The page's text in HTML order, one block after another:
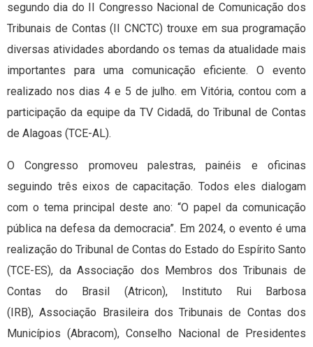
segundo dia do II Congresso Nacional de Comunicação dos
Tribunais de Contas (II CNCTC) trouxe em sua programação
diversas atividades abordando os temas da atualidade mais
importantes para uma comunicação eficiente. O evento
realizado nos dias 4 e 5 de julho. em Vitória, contou com a
participação da equipe da TV Cidadã, do Tribunal de Contas
de Alagoas (TCE-AL).
O Congresso promoveu palestras, painéis e oficinas
seguindo três eixos de capacitação. Todos eles dialogam
com o tema principal deste ano: “O papel da comunicação
pública na defesa da democracia”. Em 2024, o evento é uma
realização do Tribunal de Contas do Estado do Espírito Santo
(TCE-ES), da Associação dos Membros dos Tribunais de
Contas do Brasil (Atricon), Instituto Rui Barbosa
(IRB), Associação Brasileira dos Tribunais de Contas dos
Municípios (Abracom), Conselho Nacional de Presidentes